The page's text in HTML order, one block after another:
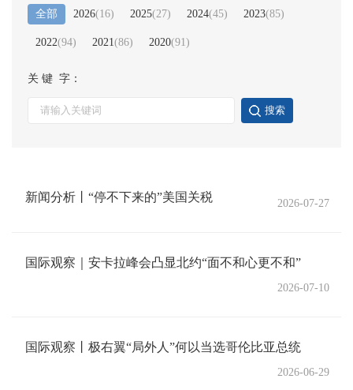
全部 2026(16) 2025(27) 2024(45) 2023(85)
2022(94) 2021(86) 2020(91)
关 键 字：
搜索
新闻分析丨“停不下来的”美国关税 2026-07-27
国际观察｜安卡拉峰会凸显北约“面不和心更不和”
2026-07-10
国际观察丨极右翼“局外人”何以当选哥伦比亚总统
2026-06-29